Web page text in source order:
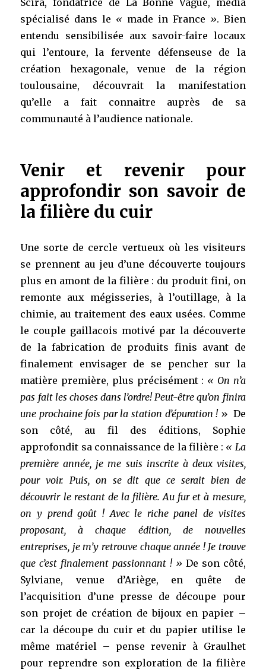
Scira, fondatrice de La Bonne Vague, média
spécialisé dans le « made in France ». Bien
entendu sensibilisée aux savoir-faire locaux
qui l’entoure, la fervente défenseuse de la
création hexagonale, venue de la région
toulousaine, découvrait la manifestation
qu’elle a fait connaitre auprès de sa
communauté à l’audience nationale.
Venir et revenir pour
approfondir son savoir de
la filière du cuir
Une sorte de cercle vertueux où les visiteurs
se prennent au jeu d’une découverte toujours
plus en amont de la filière : du produit fini, on
remonte aux mégisseries, à l’outillage, à la
chimie, au traitement des eaux usées. Comme
le couple gaillacois motivé par la découverte
de la fabrication de produits finis avant de
finalement envisager de se pencher sur la
matière première, plus précisément : « On n’a
pas fait les choses dans l’ordre! Peut-être qu’on finira
une prochaine fois par la station d’épuration ! » De
son côté, au fil des éditions, Sophie
approfondit sa connaissance de la filière : « La
première année, je me suis inscrite à deux visites,
pour voir. Puis, on se dit que ce serait bien de
découvrir le restant de la filière. Au fur et à mesure,
on y prend goût ! Avec le riche panel de visites
proposant, à chaque édition, de nouvelles
entreprises, je m’y retrouve chaque année ! Je trouve
que c’est finalement passionnant ! » De son côté,
Sylviane, venue d’Ariège, en quête de
l’acquisition d’une presse de découpe pour
son projet de création de bijoux en papier –
car la découpe du cuir et du papier utilise le
même matériel – pense revenir à Graulhet
pour reprendre son exploration de la filière